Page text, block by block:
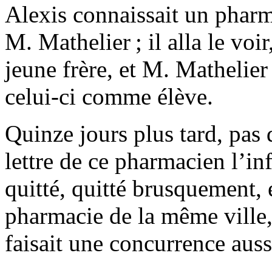
Alexis connaissait un
M. Mathelier ; il alla le
jeune frère, et M.
celui-ci comme élève.
Quinze jours plus tard, pas
lettre de ce pharmacien
quitté, quitté brusquement,
pharmacie de la même
faisait une concurrence